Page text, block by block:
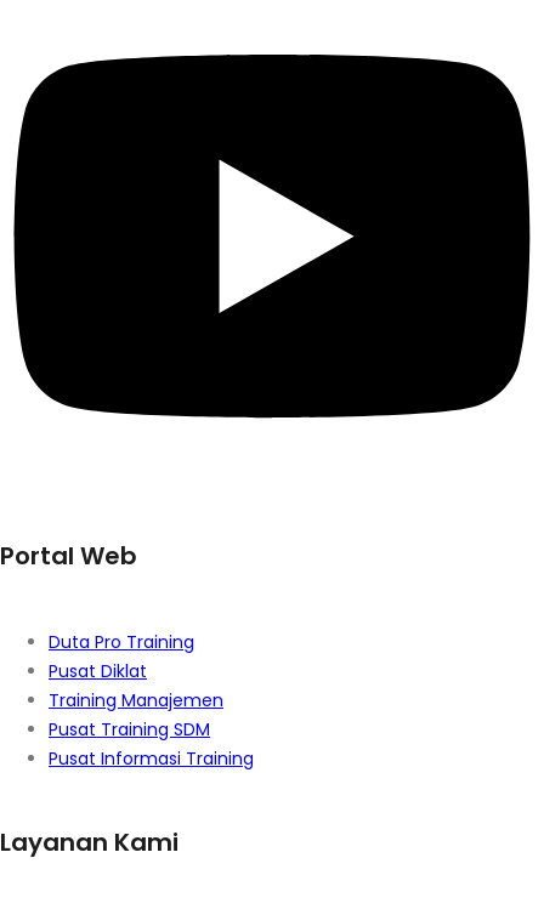
Portal Web
Duta Pro Training
Pusat Diklat
Training Manajemen
Pusat Training SDM
Pusat Informasi Training
Layanan Kami